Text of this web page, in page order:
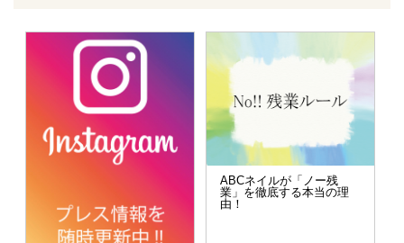
ABCネイルが「ノー残
業」を徹底する本当の理
由！